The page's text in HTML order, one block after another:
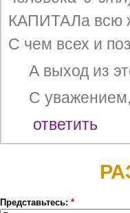
КАПИТАЛа всю
С чем всех и
А выход из
С
ответить
Представьтесь: *